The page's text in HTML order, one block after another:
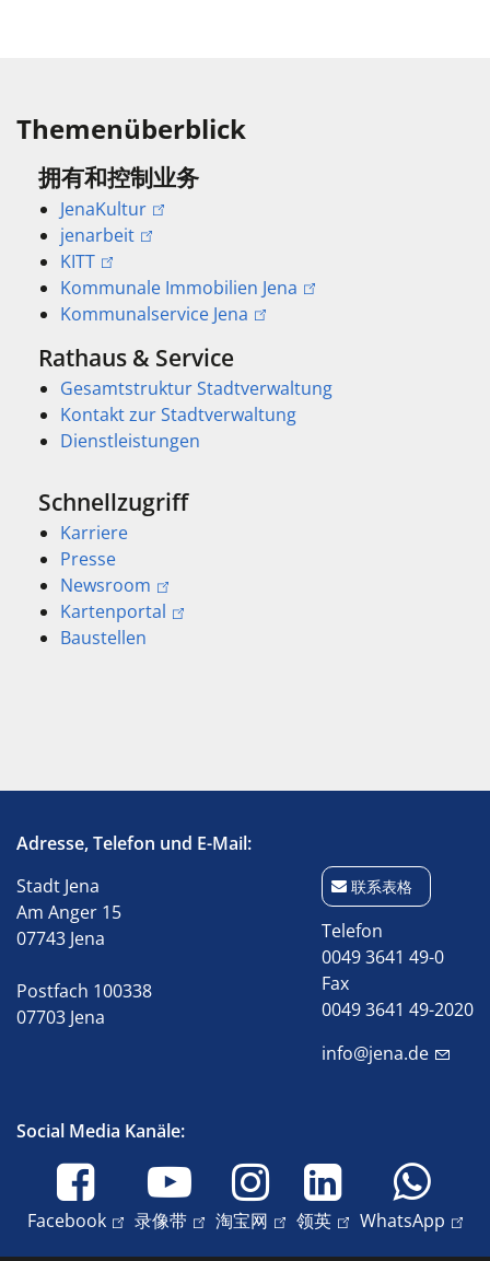
Themenüberblick
拥有和控制业务
JenaKultur
jenarbeit
KITT
Kommunale Immobilien Jena
Kommunalservice Jena
Rathaus & Service
Gesamtstruktur Stadtverwaltung
Kontakt zur Stadtverwaltung
Dienstleistungen
Schnellzugriff
Karriere
Presse
Newsroom
Kartenportal
Baustellen
Adresse, Telefon und E-Mail:
Stadt Jena
Am Anger 15
07743 Jena
Postfach 100338
07703 Jena
联系表格
Telefon
0049 3641 49-0
Fax
0049 3641 49-2020
info@jena.de
Social Media Kanäle:
Facebook 录像带 淘宝网 领英 WhatsApp